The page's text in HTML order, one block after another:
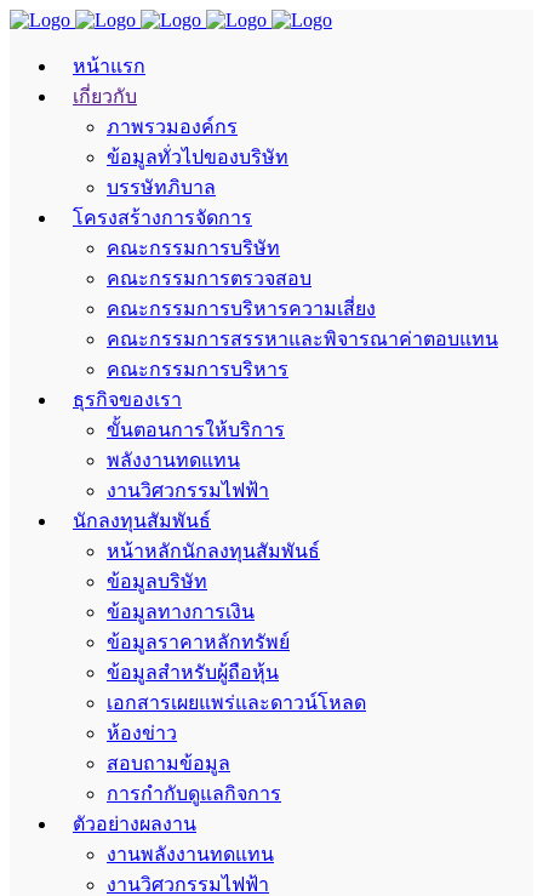
หน้าแรก
เกี่ยวกับ
ภาพรวมองค์กร
ข้อมูลทั่วไปของบริษัท
บรรษัทภิบาล
โครงสร้างการจัดการ
คณะกรรมการบริษัท
คณะกรรมการตรวจสอบ
คณะกรรมการบริหารความเสี่ยง
คณะกรรมการสรรหาและพิจารณาค่าตอบแทน
คณะกรรมการบริหาร
ธุรกิจของเรา
ขั้นตอนการให้บริการ
พลังงานทดแทน
งานวิศวกรรมไฟฟ้า
นักลงทุนสัมพันธ์
หน้าหลักนักลงทุนสัมพันธ์
ข้อมูลบริษัท
ข้อมูลทางการเงิน
ข้อมูลราคาหลักทรัพย์
ข้อมูลสำหรับผู้ถือหุ้น
เอกสารเผยแพร่และดาวน์โหลด
ห้องข่าว
สอบถามข้อมูล
การกำกับดูแลกิจการ
ตัวอย่างผลงาน
งานพลังงานทดแทน
งานวิศวกรรมไฟฟ้า